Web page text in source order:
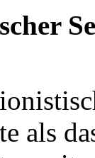
als